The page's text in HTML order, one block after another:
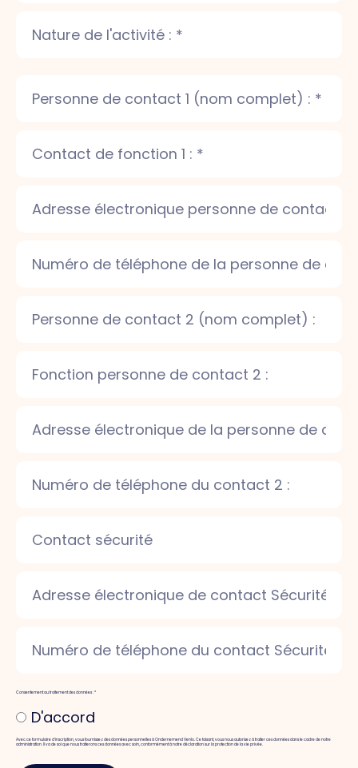
Consentement au traitement des données : *
D'accord
Avec ce formulaire d'inscription, vous fournissez des données personnelles à Ondernemend Venlo. Ce faisant, vous nous autorisez à traiter ces données dans le cadre de notre
administration. Il va de soi que nous traiterons ces données avec soin, conformément à notre déclaration sur la protection de la vie privée.